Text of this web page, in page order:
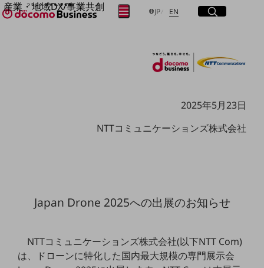
産業・地域DX/事業共創
OPEN HUB for Plural Futures
「社会可能性」を探究・実装する事業共創エコシステムです。
Smart Mobility
地域の取り組み
地域社会を支える皆さまと地域課題の解決や
JP日本語
EN Englishサイト内検索
開く
メニュー
開く
フリーワードでNTTドコモビジネスの
2025年5月23日
NTTコミュニケーションズ株式会社
Japan Drone 2025への出展のお知らせ
NTTコミュニケーションズ株式会社(以下NTT Com)
は、ドローンに特化した国内最大規模の専門展示会